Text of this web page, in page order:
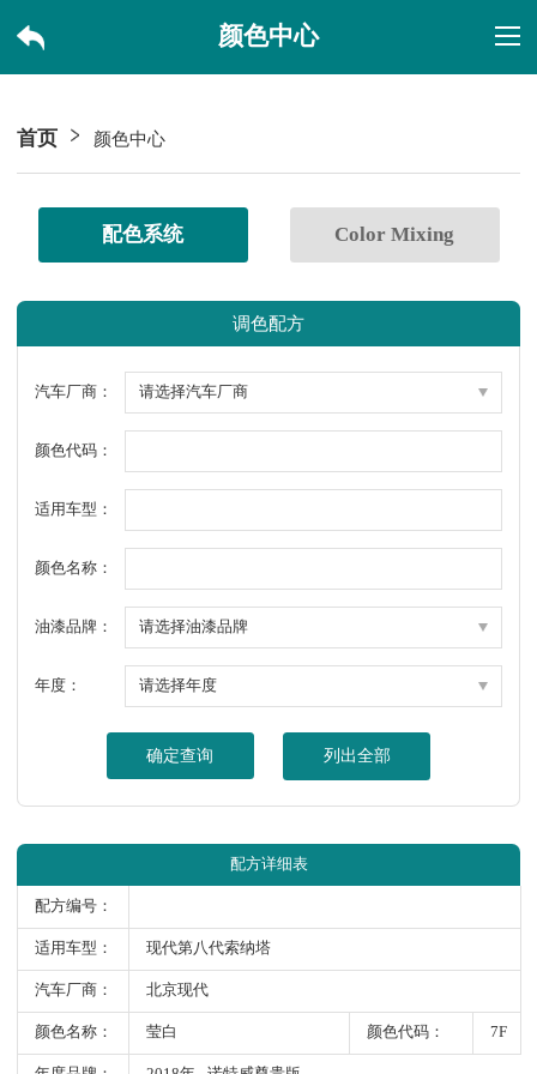
颜色中心
首页 颜色中心
配色系统 Color Mixing
调色配方
汽车厂商：
颜色代码：
适用车型：
颜色名称：
油漆品牌：
年度：
确定查询 列出全部
配方详细表
配方编号：
适用车型： 现代第八代索纳塔
汽车厂商： 北京现代
颜色名称： 莹白 颜色代码： 7F